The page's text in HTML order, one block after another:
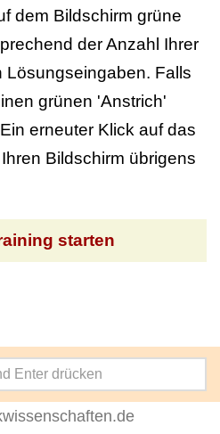
dem Bildschirm grüne
der Anzahl Ihrer
Lösungseingaben. Falls
grünen 'Anstrich'
erneuter Klick auf das
Bildschirm übrigens
starten